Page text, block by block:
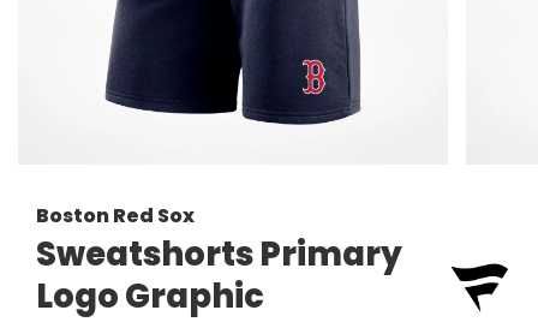
Boston Red Sox
Sweatshorts Primary
Logo Graphic